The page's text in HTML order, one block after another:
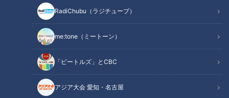
RadiChubu（ラジチューブ）
me:tone（ミートーン）
「ビートルズ」とCBC
アジア大会 愛知・名古屋
打てない打線の悩み続く
オススメ関連コンテンツ
知っていますか「マダックス」
「マダックス」という言葉が飛び交った。２０２４年７月５日